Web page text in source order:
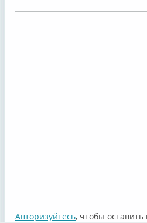
Авторизуйтесь, чтобы